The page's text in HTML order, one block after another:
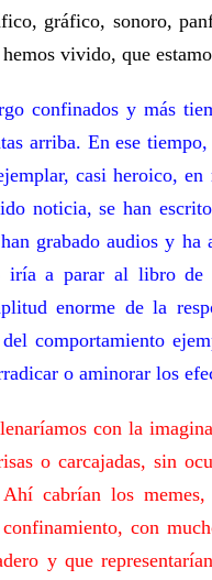
gráfico, sonoro,
vivido, que
confinados y más
arriba. En ese
casi heroico,
noticia, se han
grabado audios y
iría a parar al libro de
enorme de la
comportamiento
o aminorar los
con la
o carcajadas, sin
Ahí cabrían los
con
y que